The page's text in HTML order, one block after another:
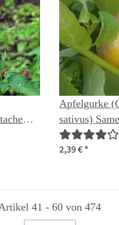
Apfelgurke
sativus)
2,39 €*
41 - 60 von 474